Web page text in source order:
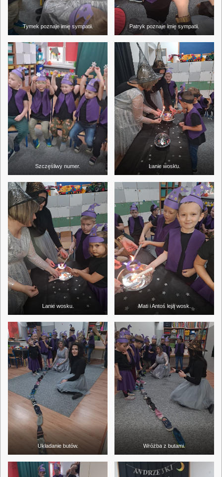
Tymek poznaje imię sympatii. Patryk poznaje imię sympatii.
Szczęśliwy numer. Lanie wosku.
Lanie wosku. Mati i Antoś leją wosk.
Układanie butów. Wróżba z butami.